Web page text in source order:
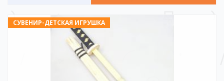
СУВЕНИР-ДЕТСКАЯ ИГРУШКА